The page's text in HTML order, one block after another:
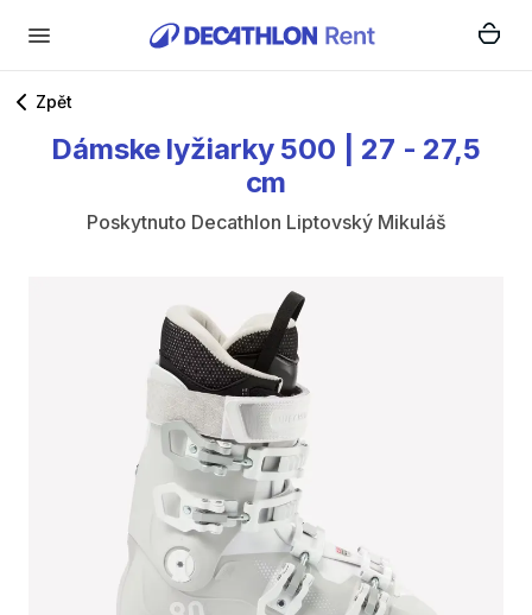
Zpět
Dámske lyžiarky 500 27 - 27​,​5
cm
Poskytnuto Decathlon Liptovský Mikuláš